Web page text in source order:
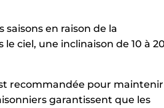
saisons en raison de la
ciel, une inclinaison de 10 à
recommandée pour maintenir
garantissent que les